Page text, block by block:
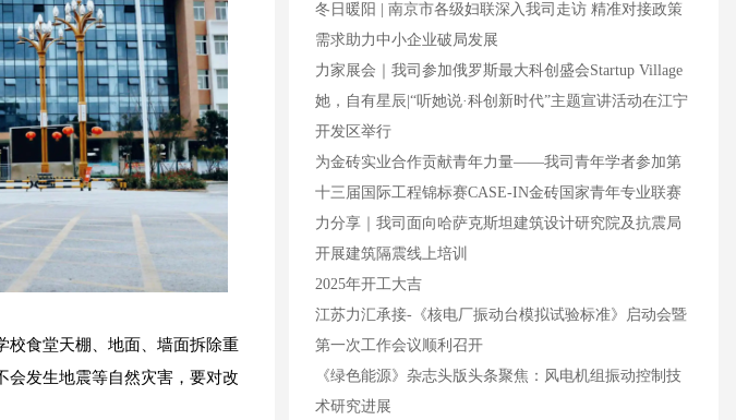
校食堂天棚、地面、墙面拆除重
会发生地震等自然灾害，要对改
冬日暖阳 | 南京市各级妇联深入我司走访 精准对接政策
需求助力中小企业破局发展
力家展会｜我司参加俄罗斯最大科创盛会Startup Village
她，自有星辰|“听她说·科创新时代”主题宣讲活动在江宁
开发区举行
为金砖实业合作贡献青年力量——我司青年学者参加第
十三届国际工程锦标赛CASE-IN金砖国家青年专业联赛
力分享｜我司面向哈萨克斯坦建筑设计研究院及抗震局
开展建筑隔震线上培训
2025年开工大吉
江苏力汇承接-《核电厂振动台模拟试验标准》启动会暨
第一次工作会议顺利召开
《绿色能源》杂志头版头条聚焦：风电机组振动控制技
术研究进展